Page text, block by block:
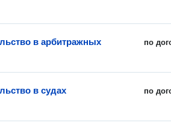
по
в арбитражных
по
в судах